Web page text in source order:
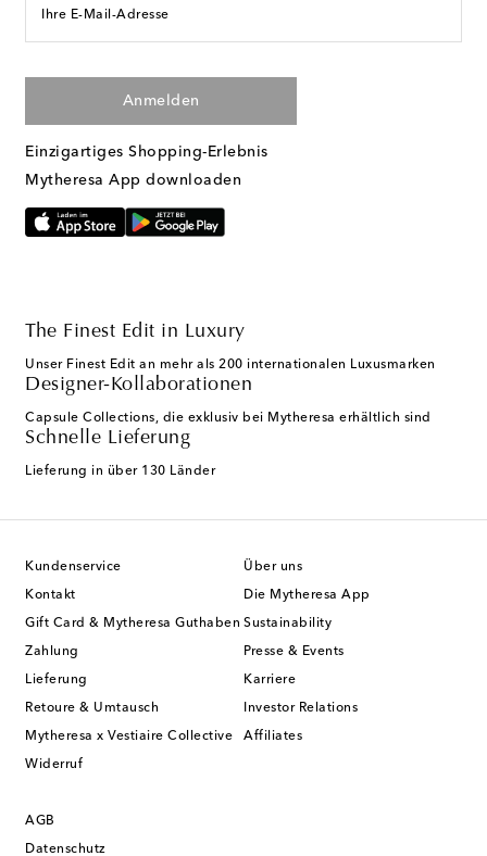
Ihre E-Mail-Adresse
Anmelden
Einzigartiges Shopping-Erlebnis
Mytheresa App downloaden
The Finest Edit in Luxury
Unser Finest Edit an mehr als 200 internationalen Luxusmarken
Designer-Kollaborationen
Capsule Collections, die exklusiv bei Mytheresa erhältlich sind
Schnelle Lieferung
Lieferung in über 130 Länder
Kundenservice
Kontakt
Gift Card & Mytheresa Guthaben
Zahlung
Lieferung
Retoure & Umtausch
Mytheresa x Vestiaire Collective
Widerruf
Über uns
Die Mytheresa App
Sustainability
Presse & Events
Karriere
Investor Relations
Affiliates
AGB
Datenschutz